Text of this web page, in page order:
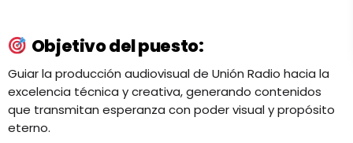
INICIO
Objetivo del puesto:
Guiar la producción audiovisual de Unión Radio hacia la
excelencia técnica y creativa, generando contenidos
que transmitan esperanza con poder visual y propósito
eterno.